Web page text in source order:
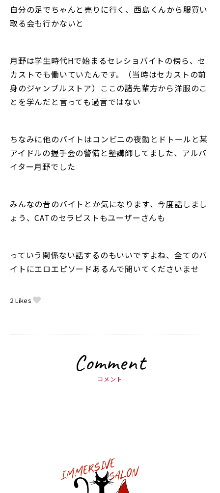
自分の足でちゃんと売りに行く、西島くんから服買い
取る会も行かないと
月野は学生時代Hで始まるセレショバイトの傍ら、セ
カストでも働いていたんです。（当時はセカストの前
身のジャンブルストア）ここの諸先輩方から洋服のこ
とを学んだと言っても過言ではない
ちなみに他のバイトはコンビニの夜勤とドトールと某
アイドルの握手会の警備と塾講師してました、アルバ
イター月野でした
みんなの昔のバイトとか気になります、今度話しまし
ょう、CATのセラピストもユーザーさんも
っていう関係ない話するのもいいですよね、全てのバ
イトにエロエピソードあるんで聞いてくださいませ
2 Likes
Comment
コメント